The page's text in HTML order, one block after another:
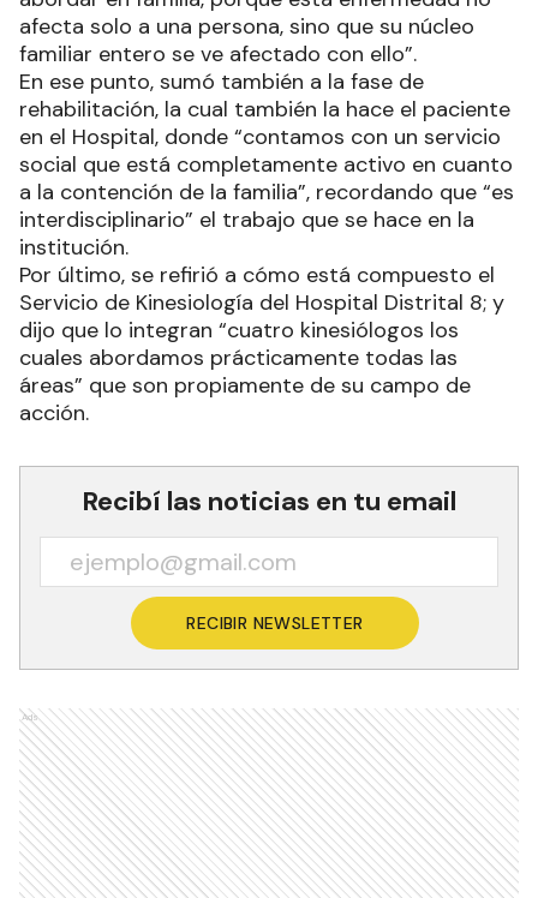
afecta solo a una persona, sino que su núcleo
familiar entero se ve afectado con ello”.
En ese punto, sumó también a la fase de
rehabilitación, la cual también la hace el paciente
en el Hospital, donde “contamos con un servicio
social que está completamente activo en cuanto
a la contención de la familia”, recordando que “es
interdisciplinario” el trabajo que se hace en la
institución.
Por último, se refirió a cómo está compuesto el
Servicio de Kinesiología del Hospital Distrital 8; y
dijo que lo integran “cuatro kinesiólogos los
cuales abordamos prácticamente todas las
áreas” que son propiamente de su campo de
acción.
Recibí las noticias en tu email
RECIBIR NEWSLETTER
Ads